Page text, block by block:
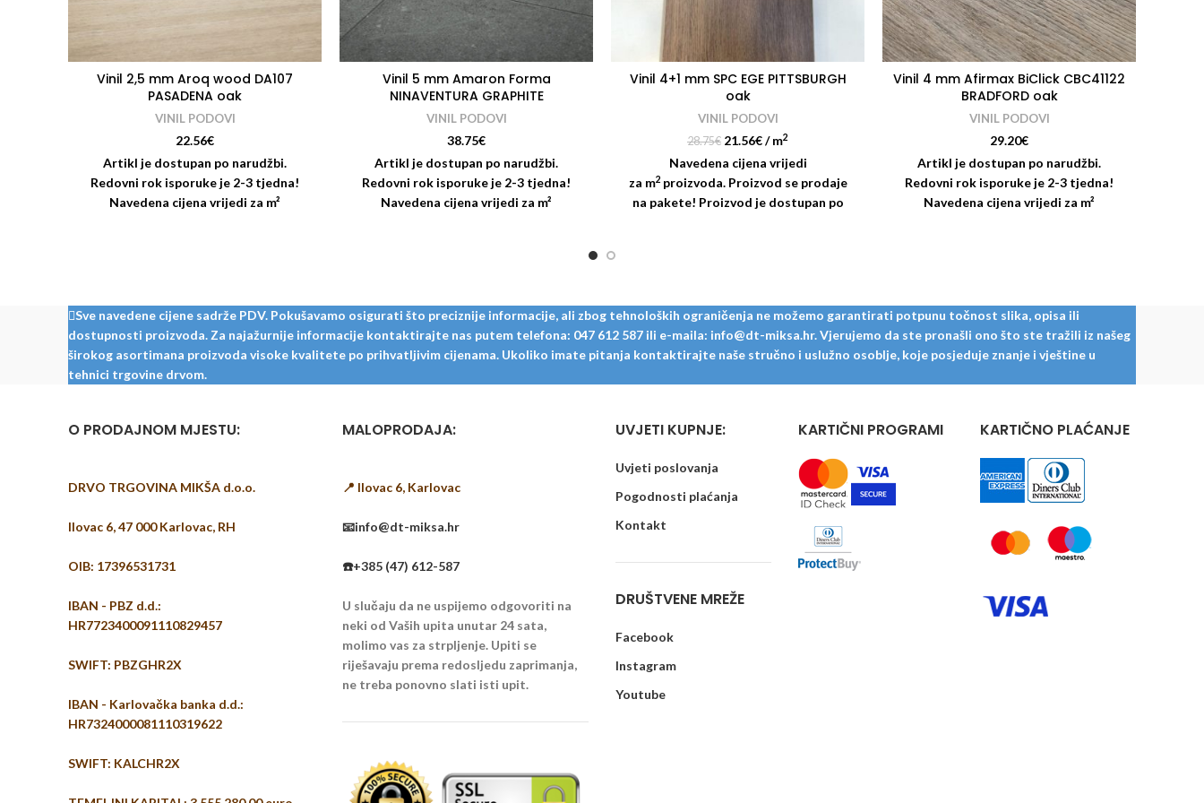
Vinil 2,5 mm Aroq wood DA107
PASADENA oak
VINIL PODOVI
22.56€
Artikl je dostupan po narudžbi.
Redovni rok isporuke je 2-3 tjedna!
Navedena cijena vrijedi za m²
Vinil 5 mm Amaron Forma
NINAVENTURA GRAPHITE
VINIL PODOVI
38.75€
Artikl je dostupan po narudžbi.
Redovni rok isporuke je 2-3 tjedna!
Navedena cijena vrijedi za m²
Vinil 4+1 mm SPC EGE PITTSBURGH
oak
VINIL PODOVI
28.75€ 21.56€/ m2
Navedena cijena vrijedi
za m2 proizvoda. Proizvod se prodaje
na pakete! Proizvod je dostupan po
Vinil 4 mm Afirmax BiClick CBC41122
BRADFORD oak
VINIL PODOVI
29.20€
Artikl je dostupan po narudžbi.
Redovni rok isporuke je 2-3 tjedna!
Navedena cijena vrijedi za m²
Sve navedene cijene sadrže PDV. Pokušavamo osigurati što preciznije informacije, ali zbog tehnoloških ograničenja ne možemo garantirati potpunu točnost slika, opisa ili
dostupnosti proizvoda. Za najažurnije informacije kontaktirajte nas putem telefona: 047 612 587 ili e-maila: info@dt-miksa.hr. Vjerujemo da ste pronašli ono što ste tražili iz našeg
širokog asortimana proizvoda visoke kvalitete po prihvatljivim cijenama. Ukoliko imate pitanja kontaktirajte naše stručno i uslužno osoblje, koje posjeduje znanje i vještine u
tehnici trgovine drvom.
O PRODAJNOM MJESTU:
DRVO TRGOVINA MIKŠA d.o.o.
Ilovac 6, 47 000 Karlovac, RH
OIB: 17396531731
IBAN - PBZ d.d.:
HR7723400091110829457
SWIFT: PBZGHR2X
IBAN - Karlovačka banka d.d.:
HR7324000081110319622
SWIFT: KALCHR2X
MALOPRODAJA:
📍 Ilovac 6, Karlovac
📧info@dt-miksa.hr
☎️+385 (47) 612-587
U slučaju da ne uspijemo odgovoriti na
neki od Vaših upita unutar 24 sata,
molimo vas za strpljenje. Upiti se
riješavaju prema redosljedu zaprimanja,
ne treba ponovno slati isti upit.
UVJETI KUPNJE:
Uvjeti poslovanja
Pogodnosti plaćanja
Kontakt
DRUŠTVENE MREŽE
Facebook
Instagram
Youtube
KARTIČNI PROGRAMI KARTIČNO PLAĆANJE